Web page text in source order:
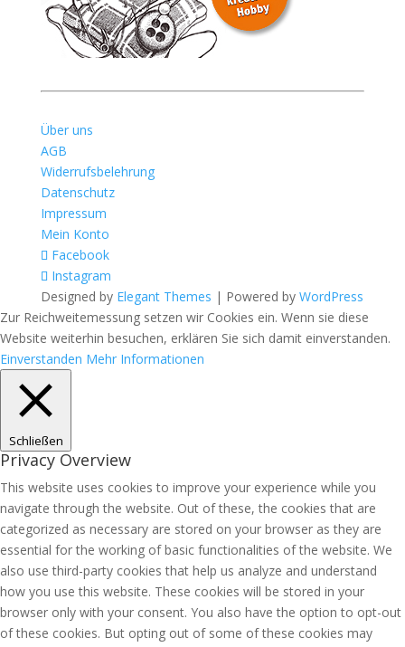
Über uns
AGB
Widerrufsbelehrung
Datenschutz
Impressum
Mein Konto
Facebook
Instagram
Designed by Elegant Themes | Powered by WordPress
Zur Reichweitemessung setzen wir Cookies ein. Wenn sie diese
Website weiterhin besuchen, erklären Sie sich damit einverstanden.
Einverstanden Mehr Informationen
Schließen
Privacy Overview
This website uses cookies to improve your experience while you
navigate through the website. Out of these, the cookies that are
categorized as necessary are stored on your browser as they are
essential for the working of basic functionalities of the website. We
also use third-party cookies that help us analyze and understand
how you use this website. These cookies will be stored in your
browser only with your consent. You also have the option to opt-out
of these cookies. But opting out of some of these cookies may